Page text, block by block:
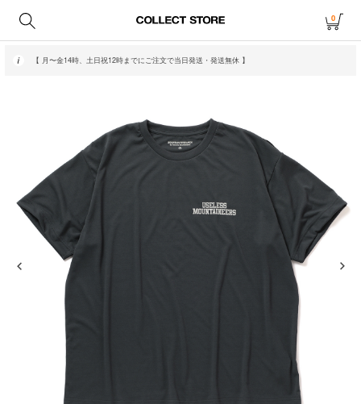
0
【 月〜金14時、土日祝12時までにご注文で当日発送・発送無休 】